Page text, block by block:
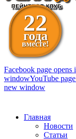
22
года
вместе!
Facebook page
windowYouTube
new window
Главная
Новости
Статьи